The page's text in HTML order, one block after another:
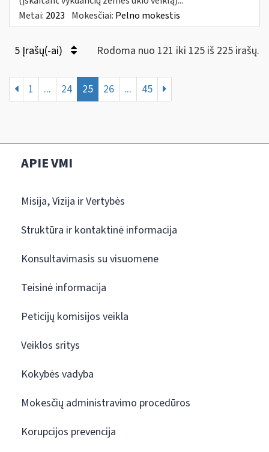
Metai: 2023 Mokesčiai: Pelno mokestis
5 Įrašų(-ai) Rodoma nuo 121 iki 125 iš 225 irašų.
1 ... 24 25 26 ... 45
APIE VMI
Misija, Vizija ir Vertybės
Struktūra ir kontaktinė informacija
Konsultavimasis su visuomene
Teisinė informacija
Peticijų komisijos veikla
Veiklos sritys
Kokybės vadyba
Mokesčių administravimo procedūros
Korupcijos prevencija